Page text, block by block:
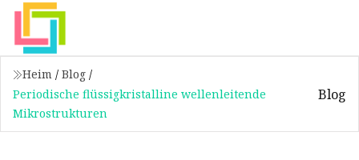
Heim / Blog /
Periodische flüssigkristalline wellenleitende
Mikrostrukturen
Blog